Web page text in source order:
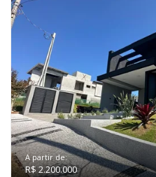
A partir de:
R$ 2.200.000